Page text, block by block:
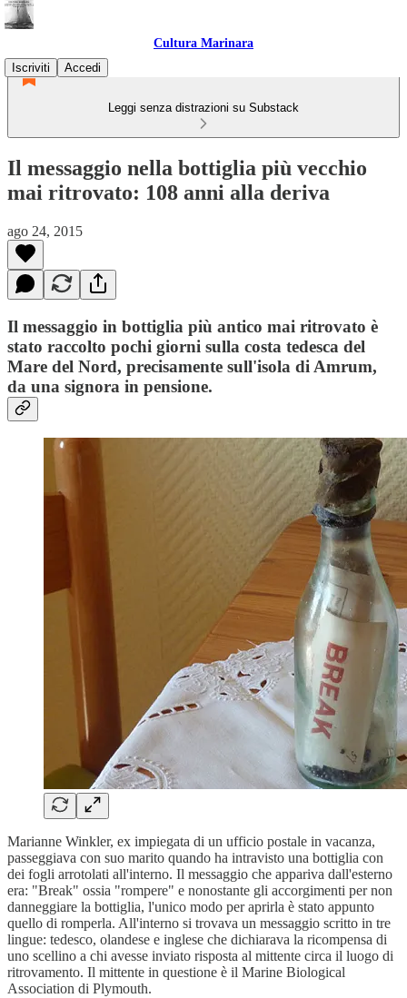
Cultura Marinara
Iscriviti
Accedi
Leggi senza distrazioni su Substack
Il messaggio nella bottiglia più vecchio
mai ritrovato: 108 anni alla deriva
ago 24, 2015
Il messaggio in bottiglia più antico mai ritrovato è
stato raccolto pochi giorni sulla costa tedesca del
Mare del Nord, precisamente sull'isola di Amrum,
da una signora in pensione.
Marianne Winkler, ex impiegata di un ufficio postale in vacanza,
passeggiava con suo marito quando ha intravisto una bottiglia con
dei fogli arrotolati all'interno. Il messaggio che appariva dall'esterno
era: "Break" ossia "rompere" e nonostante gli accorgimenti per non
danneggiare la bottiglia, l'unico modo per aprirla è stato appunto
quello di romperla. All'interno si trovava un messaggio scritto in tre
lingue: tedesco, olandese e inglese che dichiarava la ricompensa di
uno scellino a chi avesse inviato risposta al mittente circa il luogo di
ritrovamento. Il mittente in questione è il Marine Biological
Association di Plymouth.